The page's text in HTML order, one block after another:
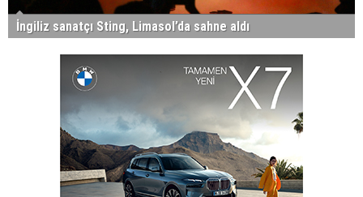
İngiliz sanatçı Sting, Limasol’da sahne aldı